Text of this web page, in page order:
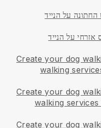
על הנייד
על הנייד
Create your dog
walking
Create your dog
walking
Create your dog